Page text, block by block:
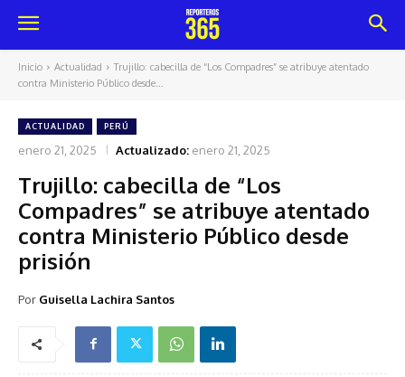
Inicio Actualidad
Trujillo: cabecilla de “Los Compadres” se atribuye atentado
contra Ministerio Público desde...
ACTUALIDAD PERÚ
enero 21, 2025 Actualizado: enero 21, 2025
Trujillo: cabecilla de “Los
Compadres” se atribuye atentado
contra Ministerio Público desde
prisión
Por Guisella Lachira Santos